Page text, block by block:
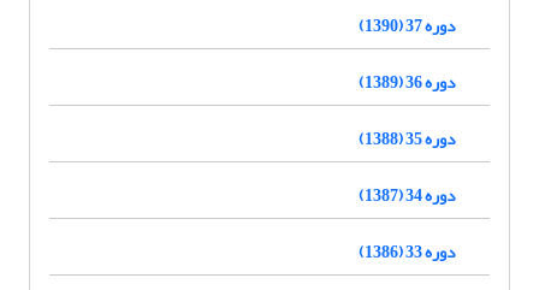
دوره 37 (1390)
دوره 36 (1389)
دوره 35 (1388)
دوره 34 (1387)
دوره 33 (1386)